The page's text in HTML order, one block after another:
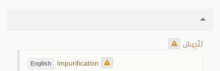
تَنْجِيسٌ
English Impurification